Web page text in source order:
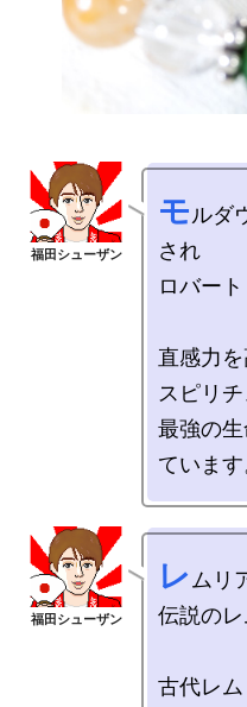
モルダ
され
ロバー
直感力を
スピリ
最強の
レ ムリ
伝説の
古代レ